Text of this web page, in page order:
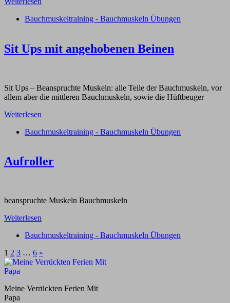
Bauchmuskeltraining - Bauchmuskeln Übungen
Sit Ups mit angehobenen Beinen
Sit Ups – Beanspruchte Muskeln: alle Teile der Bauchmuskeln, vor
allem aber die mittleren Bauchmuskeln, sowie die Hüftbeuger
Weiterlesen
Bauchmuskeltraining - Bauchmuskeln Übungen
Aufroller
beanspruchte Muskeln Bauchmuskeln
Weiterlesen
Bauchmuskeltraining - Bauchmuskeln Übungen
1 2 3 … 6 »
Meine Verrückten Ferien Mit
Papa